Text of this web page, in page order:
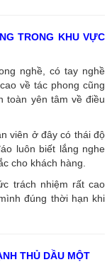
TRONG KHU VỰC
nghề, có tay nghề
về tác phong cũng
toàn yên tâm về điều
viên ở đây có thái độ
luôn biết lắng nghe
cho khách hàng.
trách nhiệm rất cao
đúng thời hạn khi
THỦ DẦU MỘT